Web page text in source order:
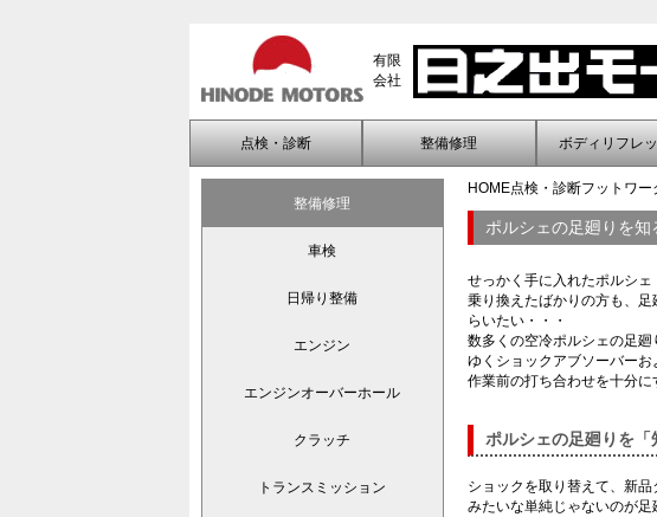
有限
会社
点検・診断 整備修理 ボディリフレ
整備修理
車検
日帰り整備
エンジン
エンジンオーバーホール
クラッチ
トランスミッション
HOME点検・診断フットワー
ポルシェの足廻りを知
せっかく手に入れたポルシ
乗り換えたばかりの方も、
らいたい・・・
数多くの空冷ポルシェの足
ゆくショックアブソーバーお
作業前の打ち合わせを十分
ポルシェの足廻りを「
ショックを取り替えて、新品
みたいな単純じゃないのが